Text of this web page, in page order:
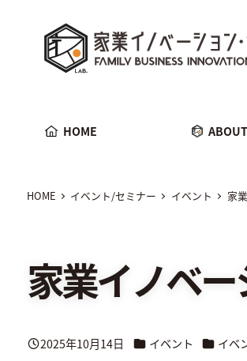
家業イノベーション・
HOME ABOUT
HOME イベント/セミナー イベント 家
家業イノベ
投稿日
2025年10月14日 カテゴリー
イベント カテゴ
イベ